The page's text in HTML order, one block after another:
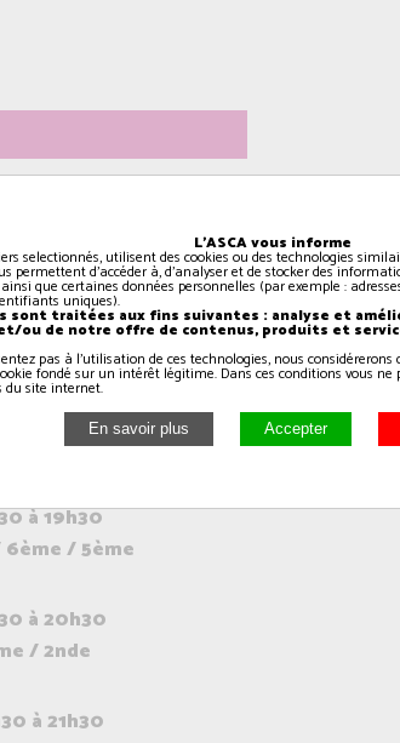
à 17h45
à 18h30
à 19h30
6ème / 5ème
à 20h30
/ 2nde
à 21h30
L'ASCA vous informe
selectionnés, utilisent des cookies ou des technologies
permettent d'accéder à, d'analyser et de stocker des
que certaines données personnelles (par exemple :
uniques).
sont traitées aux fins suivantes : analyse et
ou de notre offre de contenus, produits et
pas à l'utilisation de ces technologies, nous
fondé sur un intérêt légitime. Dans ces conditions vous ne
site internet.